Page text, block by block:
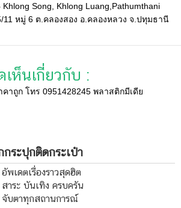
Song, Khlong Luang,Pathumthani
11 หมู่ 6 ต.คลองสอง อ.คลองหลวง จ.ปทุมธานี
ห็นเกี่ยวกับ :
คาถูก โทร 0951428245 พลาสติกมีเดีย
กระปุกติดกระเป๋า
อัพเดตเรื่องราวสุดฮิต
สาระ บันเทิง ครบครัน
จับตาทุกสถานการณ์